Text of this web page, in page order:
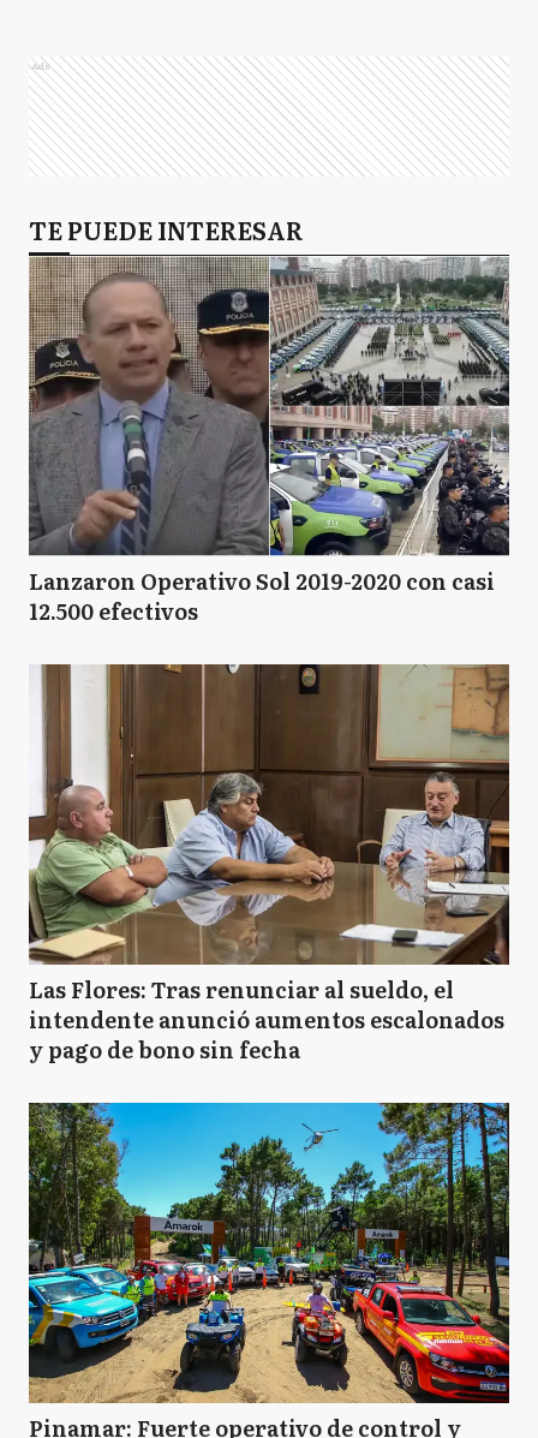
Martín Insaurralde
Sergio Tomás Massa
Héctor Cachi Gutiérrez
Omar Plaini
Ads
TE PUEDE INTERESAR
Lanzaron Operativo Sol 2019-2020 con casi
12.500 efectivos
Las Flores: Tras renunciar al sueldo, el
intendente anunció aumentos escalonados
y pago de bono sin fecha
Pinamar: Fuerte operativo de control y